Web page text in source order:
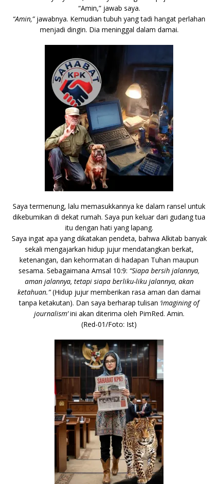
“Amin,” jawab saya.
“Amin,”jawabnya. Kemudian tubuh yang tadi hangat perlahan
menjadi dingin. Dia meninggal dalam damai.
Saya termenung, lalu memasukkannya ke dalam ransel untuk
dikebumikan di dekat rumah. Saya pun keluar dari gudang tua
itu dengan hati yang lapang.
Saya ingat apa yang dikatakan pendeta, bahwa Alkitab banyak
sekali mengajarkan hidup jujur mendatangkan berkat,
ketenangan, dan kehormatan di hadapan Tuhan maupun
sesama. Sebagaimana Amsal 10:9: “Siapa bersih jalannya,
aman jalannya, tetapi siapa berliku-liku jalannya, akan
ketahuan.”(Hidup jujur memberikan rasa aman dan damai
tanpa ketakutan). Dan saya berharap tulisan ‘imagining of
journalism’ini akan diterima oleh PimRed. Amin.
(Red-01/Foto: Ist)